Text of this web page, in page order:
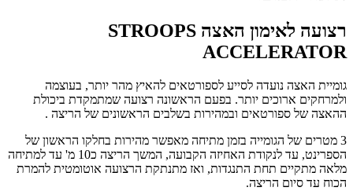
רצועה לאימון האצה STROOPS
ACCELERATOR
גומיית האצה נועדה לסייע לספורטאים להאיץ מהר יותר, בעוצמה
ולמרחקים ארוכים יותר. בפעם הראשונה רצועה שמתמקדת ביכולת
ההאצה של ספורטאים ובמהירות בשלבים הראשונים של הריצה .
3 מטרים של הגומייה בזמן מתיחה מאפשר מהירות בחלקו הראשון של
הספרינט, עד לנקודת האחיזה הקבועה, המשך הריצה כ10 מ' עד למתיחה
מלאה מתקיים תחת התנגדות, ואז מתנתקת הרצועה אוטומטית להמרת
הכוח עד סיום הריצה.